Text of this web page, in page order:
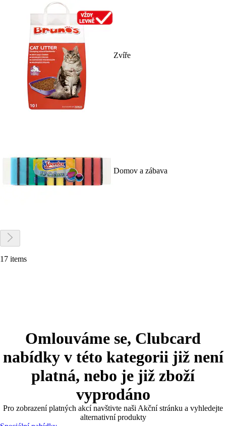
Zvíře
Domov a zábava
17 items
Omlouváme se, Clubcard
nabídky v této kategorii již není
platná, nebo je již zboží
vyprodáno
Pro zobrazení platných akcí navštivte naši Akční stránku a vyhledejte
alternativní produkty